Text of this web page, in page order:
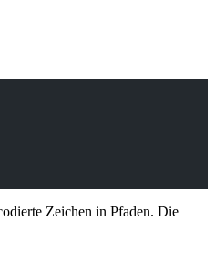
Zeichen in Pfaden. Die